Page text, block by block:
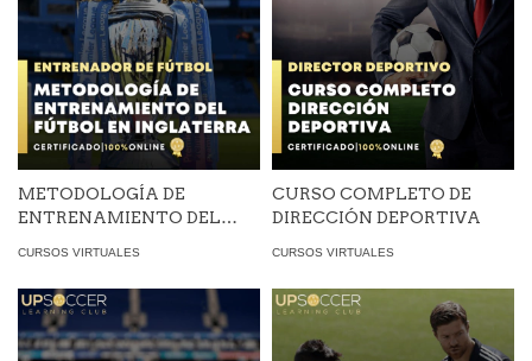
METODOLOGÍA DE
ENTRENAMIENTO DEL
CURSOS VIRTUALES
CURSO COMPLETO DE
DIRECCIÓN DEPORTIVA
CURSOS VIRTUALES